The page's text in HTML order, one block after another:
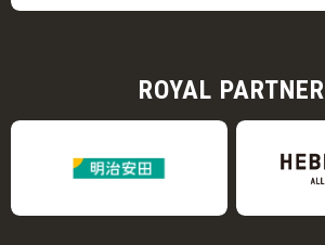
ROYAL PARTNER